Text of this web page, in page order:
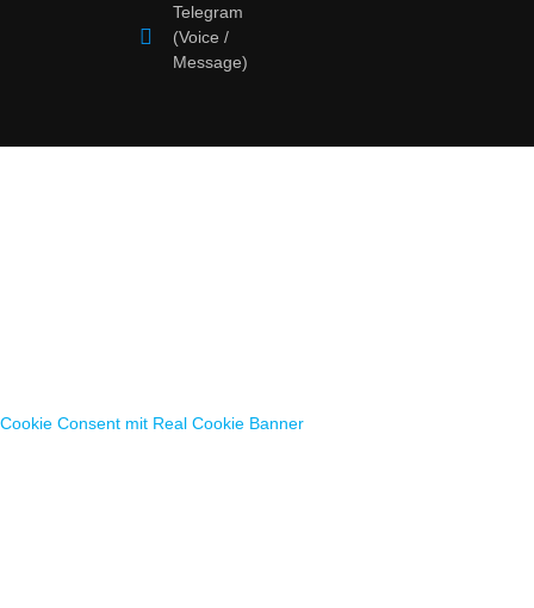
Telegram
(Voice /
Message)
Cookie Consent mit Real Cookie Banner